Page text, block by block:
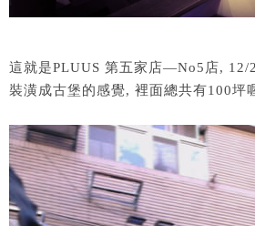
這就是PLUUS 第五家店—No5店, 12/
裝潢成古堡的感覺, 裡面總共有100坪